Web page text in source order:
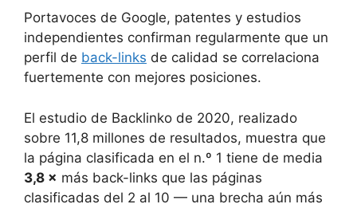
Portavoces de Google, patentes y estudios
independientes confirman regularmente que un
perfil de back-links de calidad se correlaciona
fuertemente con mejores posiciones.
El estudio de Backlinko de 2020, realizado
sobre 11,8 millones de resultados, muestra que
la página clasificada en el n.º 1 tiene de media
3,8 × más back-links que las páginas
clasificadas del 2 al 10 — una brecha aún más